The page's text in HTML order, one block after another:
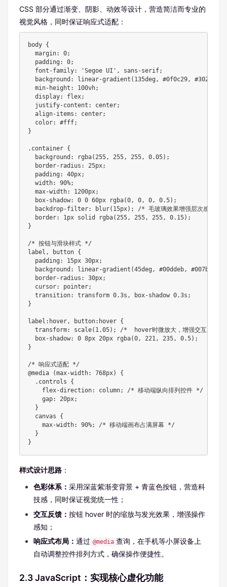
CSS 部分通过渐变、阴影、动效等设计，营造简洁而专业的
视觉风格，同时保证响应式适配：
body {
  margin: 0;
  padding: 0;
  font-family: 'Segoe UI', sans-serif;
background: linear-gradient(135deg, #0f0c29, #302b63,
  min-height: 100vh;
  display: flex;
  justify-content: center;
  align-items: center;
  color: #fff;
}
.container {
  background: rgba(255, 255, 255, 0.05);
  border-radius: 25px;
  padding: 40px;
  width: 90%;
  max-width: 1200px;
  box-shadow: 0 0 60px rgba(0, 0, 0, 0.5);
  backdrop-filter: blur(15px); /* 毛玻璃效果增强层次感 */
  border: 1px solid rgba(255, 255, 255, 0.15);
}
/* 按钮与滑块样式 */
label, button {
  padding: 15px 30px;
  background: linear-gradient(45deg, #00ddeb, #007bff);
  border-radius: 30px;
  cursor: pointer;
  transition: transform 0.3s, box-shadow 0.3s;
}
label:hover, button:hover {
transform: scale(1.05); /*  hover时微放大，增强交互反馈
  box-shadow: 0 8px 20px rgba(0, 221, 235, 0.5);
}
/* 响应式适配 */
@media (max-width: 768px) {
  .controls {
    flex-direction: column; /* 移动端纵向排列控件 */
    gap: 20px;
  }
  canvas {
    max-width: 90%; /* 移动端画布占满屏幕 */
  }
}
样式设计思路 ：
色彩体系： 采用深蓝紫渐变背景 + 青蓝色按钮，营造科
技感，同时保证视觉统一性；
交互反馈： 按钮 hover 时的缩放与发光效果，增强操作
感知；
响应式布局： 通过 @media 查询，在手机等小屏设备上
自动调整控件排列方式，确保操作便捷性。
2.3 JavaScript：实现核心虚化功能